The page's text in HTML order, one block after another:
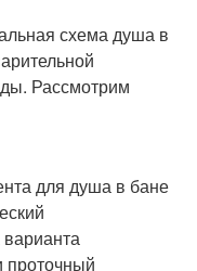
схема душа в
Рассмотрим
для душа в бане
проточный